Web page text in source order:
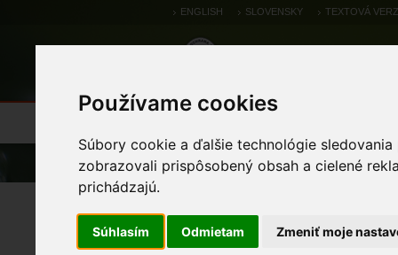
Používame cookies
Súbory cookie a ďalšie technológie
zobrazovali prispôsobený obsah a cielené
prichádzajú.
Súhlasím Odmietam Zmeniť moje
ENGLISH SLOVENSKY TEXTOVÁ
Úvod Pozorovania a výskytové dáta
Thecla betulae